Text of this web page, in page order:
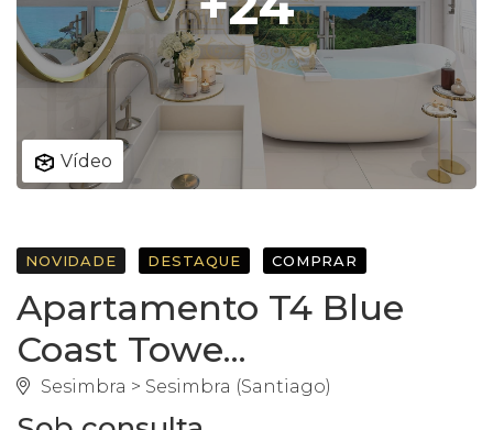
Vídeo
NOVIDADE DESTAQUE COMPRAR
Apartamento T4 Blue
Coast Towe...
Sesimbra > Sesimbra (Santiago)